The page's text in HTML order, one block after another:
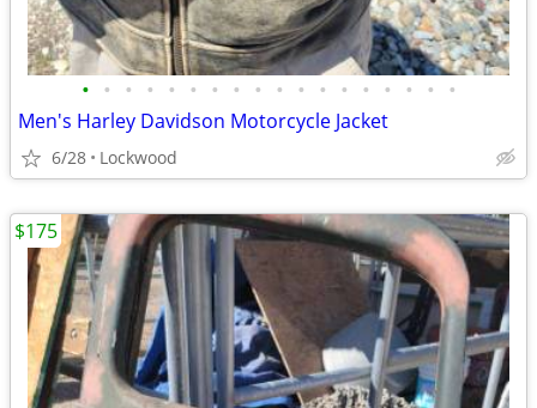
• • • • • • • • • • • • • • • • • •
Men's Harley Davidson Motorcycle Jacket
6/28 Lockwood
$175